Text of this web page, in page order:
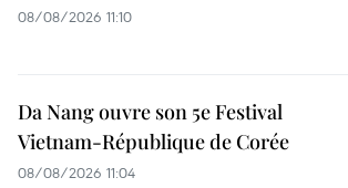
08/08/2026 11:10
Da Nang ouvre son 5e Festival
Vietnam-République de Corée
08/08/2026 11:04